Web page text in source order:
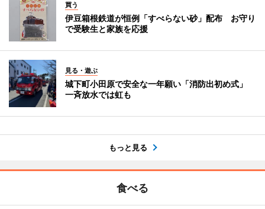
買う
伊豆箱根鉄道が恒例「すべらない砂」配布 お守り
で受験生と家族を応援
見る・遊ぶ
城下町小田原で安全な一年願い「消防出初め式」
一斉放水では虹も
もっと見る
食べる